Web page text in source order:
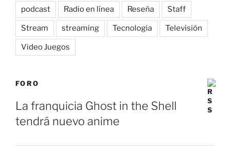
podcast Radio en línea Reseña Staff
Stream streaming Tecnologia Televisión
Video Juegos
FORO
La franquicia Ghost in the Shell
tendrá nuevo anime